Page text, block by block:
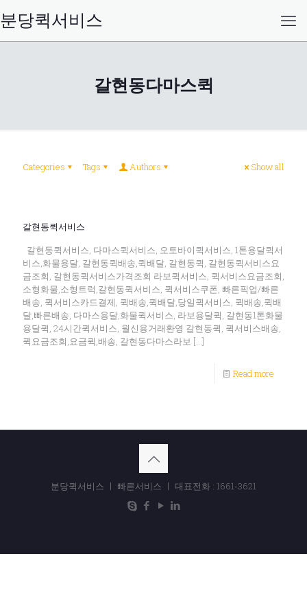
분당퀵서비스
갈현동다마스퀵
Categories Tags Authors Show all
갈현동퀵서비스
갈현동퀵서비스, 다마스퀵서비스, 오토바이퀵서비스, 1톤용달퀵서
비스,화물용달, 갈현동퀵배송,퀵배달, 갈현동퀵, 갈현동퀵서비스요
금조회, 갈현동퀵서비스가격조회 라보퀵서비스, 퀵서비스요금조회,
소형화물,소형트럭,갈현동퀵서비스, 퀵서비스쿠폰, 빠른픽업/빠른
배송, 퀵서비스카드결제, 퀵배송,퀵배달,당일퀵서비스, 퀵배송,퀵배
달,빠른배송, 다마스용달,화물퀵서비스, 라보용달퀵, 갈현동1톤화물
용달퀵, 24시간퀵서비스, 월신용거래환영 갈현동퀵, 퀵서비스배송,
퀵요금조회,요금퀵,배송, 갈현동다마스라보 […]
Read more
분당퀵서비스 ㅣ 빠른서비스 ㅣ 대표전화 : 1661-3621